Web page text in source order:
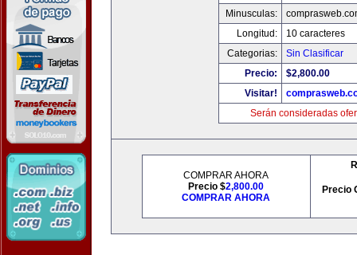
Minusculas:
Longitud:
10 caracteres
Categorias:
Sin Clasificar
Precio:
$2,800.00
Visitar!
Serán consideradas
COMPRAR AHORA
Precio $2,800.00
COMPRAR AHORA
Precio